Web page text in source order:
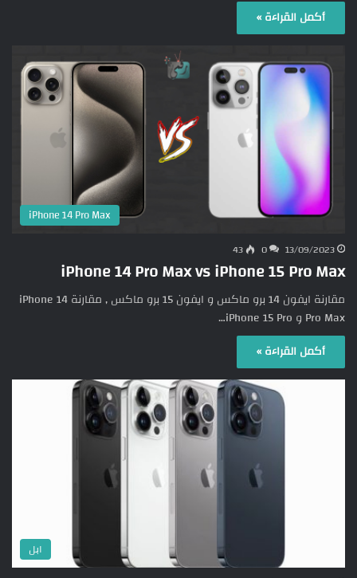
أكمل القراءة »
iPhone 14 Pro Max
13/09/2023
0
43
iPhone 14 Pro Max vs iPhone 15 Pro Max
مقارنة ايفون 14 برو ماكس و ايفون 15 برو ماكس , مقارنة iPhone 14
Pro Max و iPhone 15 Pro…
أكمل القراءة »
ابل